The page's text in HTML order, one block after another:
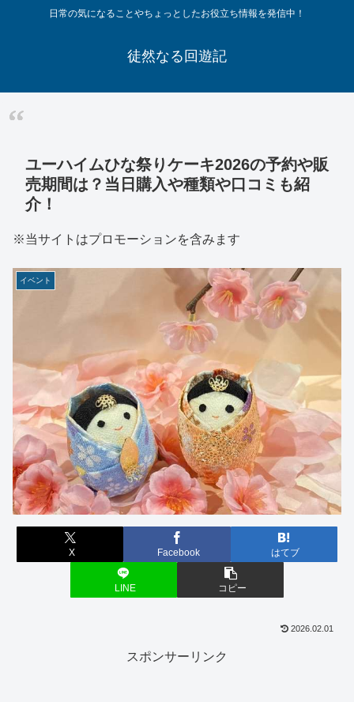
日常の気になることやちょっとしたお役立ち情報を発信中！
徒然なる回遊記
ユーハイムひな祭りケーキ2026の予約や販
売期間は？当日購入や種類や口コミも紹
介！
※当サイトはプロモーションを含みます
イベント
X Facebook はてブ
LINE コピー
2026.02.01
スポンサーリンク